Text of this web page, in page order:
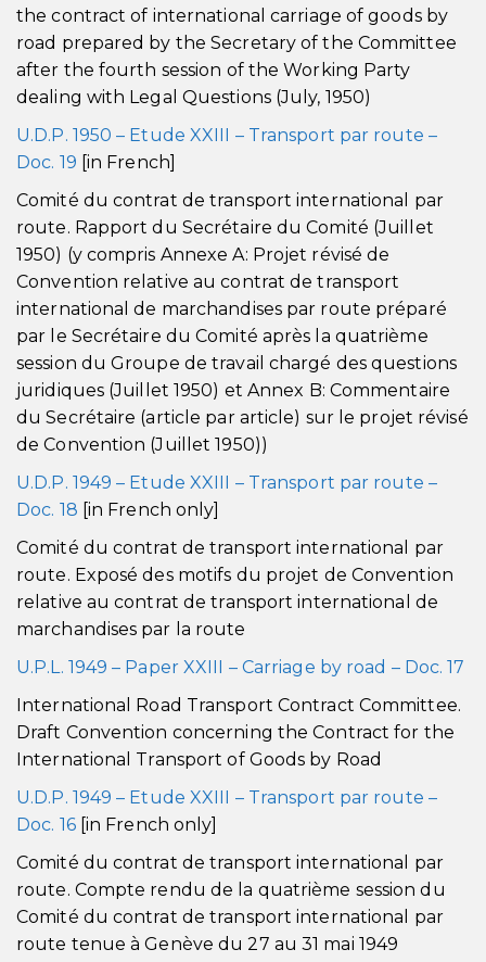
the contract of international carriage of goods by
road prepared by the Secretary of the Committee
after the fourth session of the Working Party
dealing with Legal Questions (July, 1950)
U.D.P. 1950 – Etude XXIII – Transport par route –
Doc. 19 [in French]
Comité du contrat de transport international par
route. Rapport du Secrétaire du Comité (Juillet
1950) (y compris Annexe A: Projet révisé de
Convention relative au contrat de transport
international de marchandises par route préparé
par le Secrétaire du Comité après la quatrième
session du Groupe de travail chargé des questions
juridiques (Juillet 1950) et Annex B: Commentaire
du Secrétaire (article par article) sur le projet révisé
de Convention (Juillet 1950))
U.D.P. 1949 – Etude XXIII – Transport par route –
Doc. 18 [in French only]
Comité du contrat de transport international par
route. Exposé des motifs du projet de Convention
relative au contrat de transport international de
marchandises par la route
U.P.L. 1949 – Paper XXIII – Carriage by road – Doc. 17
International Road Transport Contract Committee.
Draft Convention concerning the Contract for the
International Transport of Goods by Road
U.D.P. 1949 – Etude XXIII – Transport par route –
Doc. 16 [in French only]
Comité du contrat de transport international par
route. Compte rendu de la quatrième session du
Comité du contrat de transport international par
route tenue à Genève du 27 au 31 mai 1949